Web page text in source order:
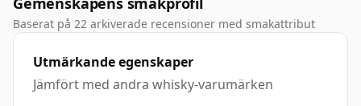
Baserat på 22 arkiverade recensioner med smakattribut
Utmärkande egenskaper
Jämfört med andra whisky-varumärken